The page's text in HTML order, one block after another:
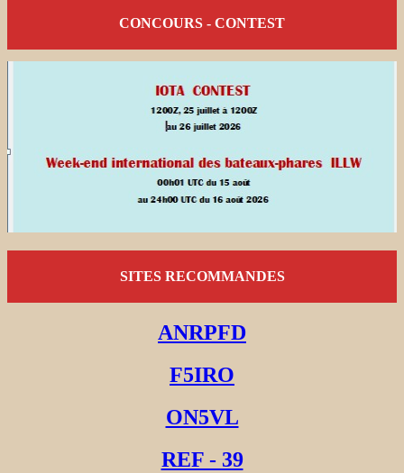
CONCOURS - CONTEST
SITES RECOMMANDES
ANRPFD
F5IRO
ON5VL
REF - 39